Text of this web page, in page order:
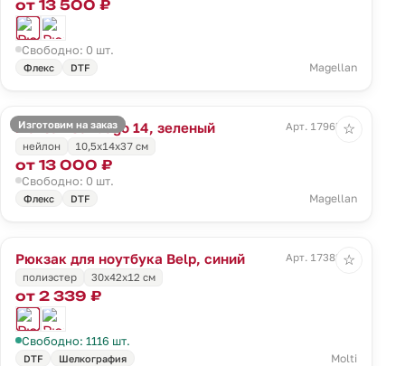
от 13 500 ₽
Свободно: 0 шт.
Флекс DTF Magellan
Изготовим на заказ
Рюкзак Santiago 14, зеленый
Арт. 17965.90
нейлон
10,5x14x37 см
от 13 000 ₽
Свободно: 0 шт.
Флекс DTF Magellan
☆
Рюкзак для ноутбука Belp, синий
Арт. 17382.40
полиэстер
30х42х12 см
от 2 339 ₽
Свободно: 1116 шт.
DTF Шелкография Molti
☆